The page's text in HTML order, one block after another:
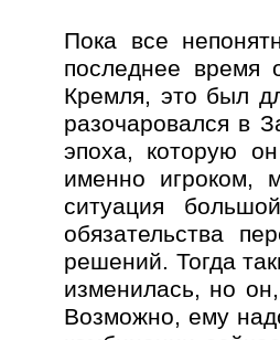
Пока все
последнее время
Кремля, это был
разочаровался в
эпоха, которую
именно игроком,
ситуация
обязательства
решений. Тогда
изменилась, но
Возможно, ему